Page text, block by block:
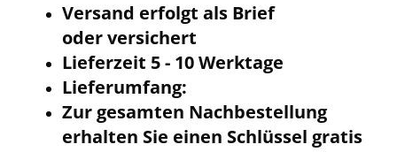
Versand erfolgt als Brief
oder versichert
Lieferzeit 5 - 10 Werktage
Lieferumfang:
Zur gesamten Nachbestellung
erhalten Sie einen Schlüssel gratis